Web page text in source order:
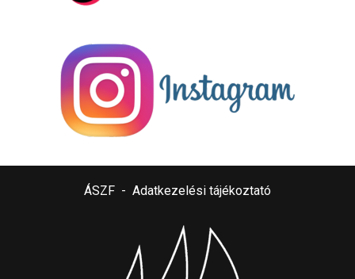
ÁSZF - Adatkezelési tájékoztató